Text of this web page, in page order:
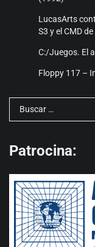
LucasArts
S3 y el CMD
C:/Juegos. El
Floppy 117 –
Buscar:
Patrocina: